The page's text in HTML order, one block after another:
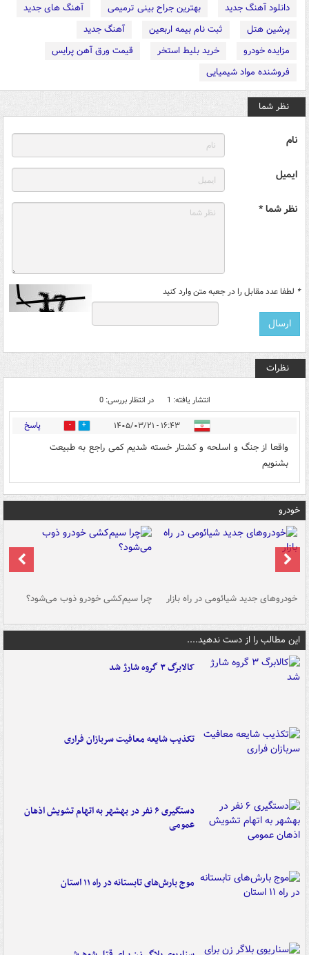
دانلود آهنگ جدید
بهترین جراح بینی ترمیمی
آهنگ های جدید
پرشین هتل
ثبت نام بیمه اربعین
آهنگ جدید
مزایده خودرو
خرید بلیط استخر
قیمت ورق آهن پرایس
فروشنده مواد شیمیایی
نظر شما
نام
ایمیل
نظر شما *
* لطفا عدد مقابل را در جعبه متن وارد کنید
نظرات
انتشار یافته: 1 در انتظار بررسی: 0
۱۶:۴۳ - ۱۴۰۵/۰۳/۲۱ 0 پاسخ
واقعا از جنگ و اسلحه و کشتار خسته شدیم کمی راجع به طبیعت
بشنویم
خودرو
خودروهای جدید شیائومی در راه بازار چرا سیم‌کشی خودرو ذوب می‌شود؟
این مطالب را از دست ندهید....
کالابرگ ۳ گروه شارژ شد
تکذیب شایعه معافیت سربازان فراری
دستگیری ۶ نفر در بهشهر به اتهام تشویش اذهان
عمومی
موج بارش‌های تابستانه در راه ۱۱ استان